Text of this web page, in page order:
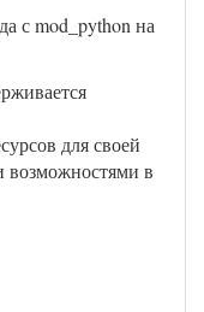
с mod_python на
для своей
возможностями в